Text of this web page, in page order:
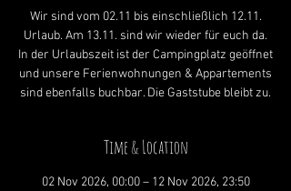
Wir sind vom 02.11 bis einschließlich 12.11.
Urlaub. Am 13.11. sind wir wieder für euch da.
In der Urlaubszeit ist der Campingplatz geöffnet
und unsere Ferienwohnungen & Appartements
sind ebenfalls buchbar. Die Gaststube bleibt zu.
Time & Location
02 Nov 2026, 00:00 – 12 Nov 2026, 23:50